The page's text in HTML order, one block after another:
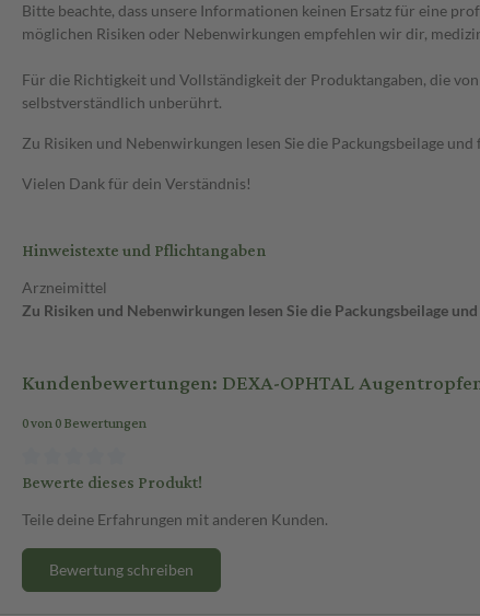
Bitte beachte, dass unsere Informationen keinen Ersatz für eine
möglichen Risiken oder Nebenwirkungen empfehlen wir dir,
Für die Richtigkeit und Vollständigkeit der Produktangaben, die
selbstverständlich unberührt.
Zu Risiken und Nebenwirkungen lesen Sie die Packungsbeilage
Vielen Dank für dein Verständnis!
Hinweistexte und Pflichtangaben
Arzneimittel
Zu Risiken und Nebenwirkungen lesen Sie die Packungsbeilage
Kundenbewertungen: DEXA-OPHTAL
0 von 0 Bewertungen
Bewerte dieses Produkt!
Teile deine Erfahrungen mit anderen Kunden.
Bewertung schreiben